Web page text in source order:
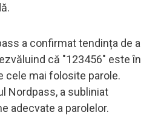
a confirmat tendința de a
că "123456" este în
cele mai folosite parole.
Nordpass, a subliniat
adecvate a parolelor.